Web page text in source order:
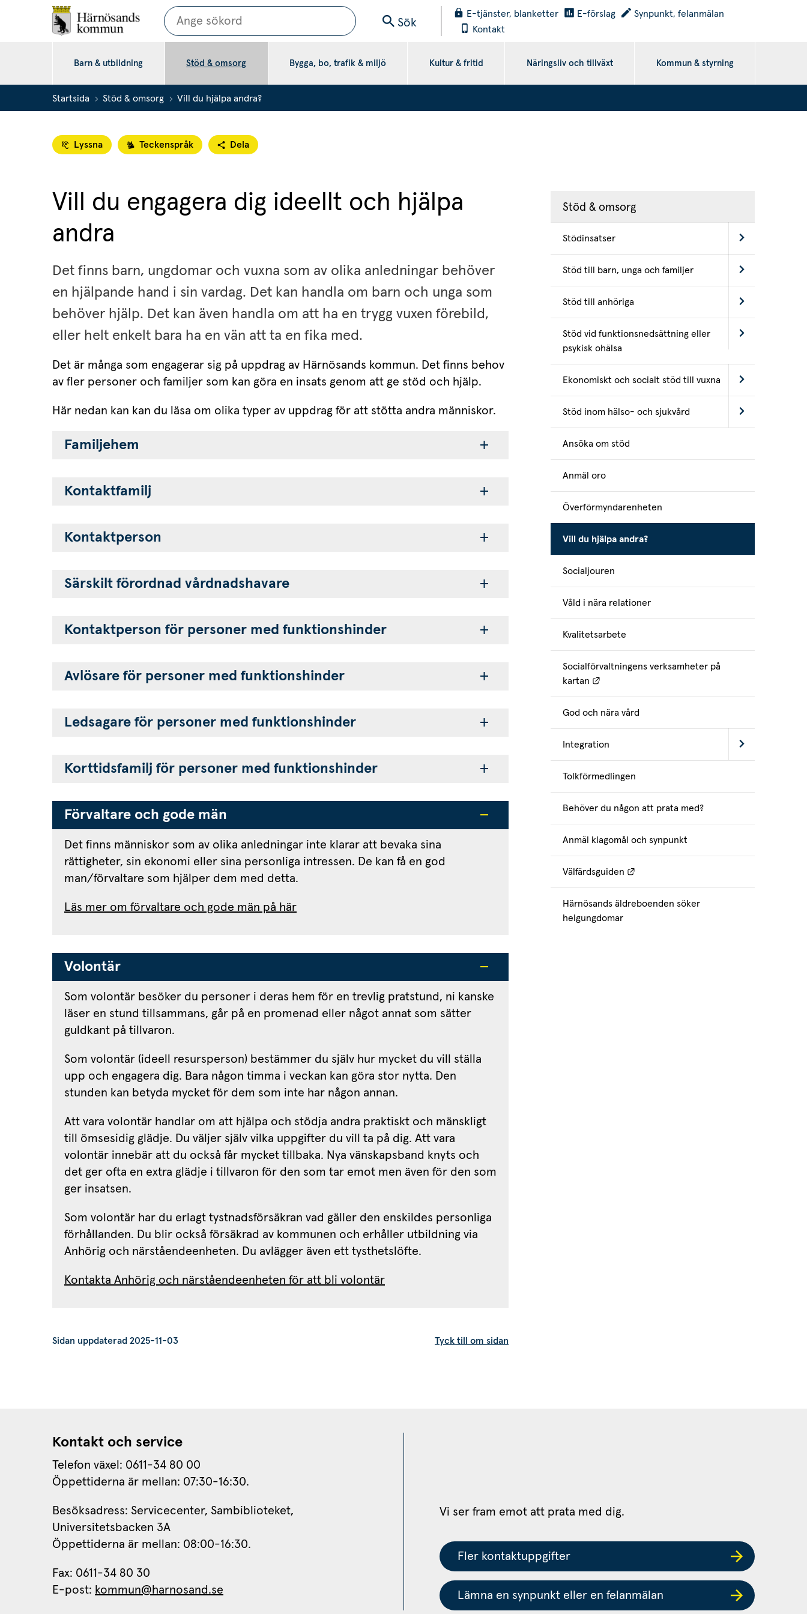
Sök
Sök
E-tjänster, blanketter E-förslag
Synpunkt, felanmälan
Kontakt
Barn & utbildning Stöd & omsorg Bygga, bo, trafik & miljö Kultur & fritid Näringsliv och tillväxt Kommun & styrning
Startsida Stöd & omsorg Vill du hjälpa andra?
Lyssna Teckenspråk Dela
Vill du engagera dig ideellt och hjälpa
andra
Det finns barn, ungdomar och vuxna som av olika anledningar behöver
en hjälpande hand i sin vardag. Det kan handla om barn och unga som
behöver hjälp. Det kan även handla om att ha en trygg vuxen förebild,
eller helt enkelt bara ha en vän att ta en fika med.
Det är många som engagerar sig på uppdrag av Härnösands kommun. Det finns behov
av fler personer och familjer som kan göra en insats genom att ge stöd och hjälp.
Här nedan kan kan du läsa om olika typer av uppdrag för att stötta andra människor.
Familjehem
Kontaktfamilj
Kontaktperson
Särskilt förordnad vårdnadshavare
Kontaktperson för personer med funktionshinder
Avlösare för personer med funktionshinder
Ledsagare för personer med funktionshinder
Korttidsfamilj för personer med funktionshinder
Förvaltare och gode män
Det finns människor som av olika anledningar inte klarar att bevaka sina
rättigheter, sin ekonomi eller sina personliga intressen. De kan få en god
man/förvaltare som hjälper dem med detta.
Läs mer om förvaltare och gode män på här
Volontär
Som volontär besöker du personer i deras hem för en trevlig pratstund, ni kanske
läser en stund tillsammans, går på en promenad eller något annat som sätter
guldkant på tillvaron.
Som volontär (ideell resursperson) bestämmer du själv hur mycket du vill ställa
upp och engagera dig. Bara någon timma i veckan kan göra stor nytta. Den
stunden kan betyda mycket för dem som inte har någon annan.
Att vara volontär handlar om att hjälpa och stödja andra praktiskt och mänskligt
till ömsesidig glädje. Du väljer själv vilka uppgifter du vill ta på dig. Att vara
volontär innebär att du också får mycket tillbaka. Nya vänskapsband knyts och
det ger ofta en extra glädje i tillvaron för den som tar emot men även för den som
ger insatsen.
Som volontär har du erlagt tystnadsförsäkran vad gäller den enskildes personliga
förhållanden. Du blir också försäkrad av kommunen och erhåller utbildning via
Anhörig och närståendeenheten. Du avlägger även ett tysthetslöfte.
Kontakta Anhörig och närståendeenheten för att bli volontär
Sidan uppdaterad 2025-11-03 Tyck till om sidan
Stöd & omsorg
Stödinsatser
Stöd till barn, unga och familjer
Stöd till anhöriga
Stöd vid funktionsnedsättning eller
psykisk ohälsa
Ekonomiskt och socialt stöd till vuxna
Stöd inom hälso- och sjukvård
Ansöka om stöd
Anmäl oro
Överförmyndarenheten
Vill du hjälpa andra?
Socialjouren
Våld i nära relationer
Kvalitetsarbete
Socialförvaltningens verksamheter på
kartan
God och nära vård
Integration
Tolkförmedlingen
Behöver du någon att prata med?
Anmäl klagomål och synpunkt
Välfärdsguiden
Härnösands äldreboenden söker
helgungdomar
Kontakt och service
Telefon växel: 0611-34 80 00
Öppettiderna är mellan: 07:30-16:30.
Besöksadress: Servicecenter, Sambiblioteket,
Universitetsbacken 3A
Öppettiderna är mellan: 08:00-16:30.
Fax: 0611-34 80 30
E-post: kommun@harnosand.se
Vi ser fram emot att prata med dig.
Fler kontaktuppgifter
Lämna en synpunkt eller en felanmälan